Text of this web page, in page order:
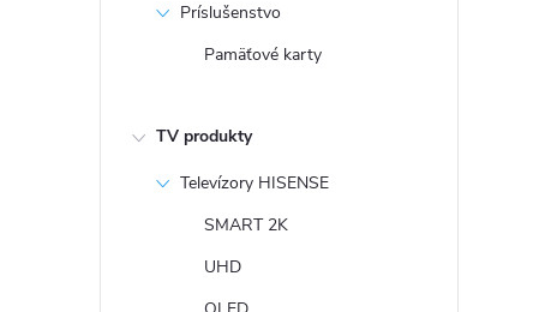
Príslušenstvo
Pamäťové karty
TV produkty
Televízory HISENSE
SMART 2K
UHD